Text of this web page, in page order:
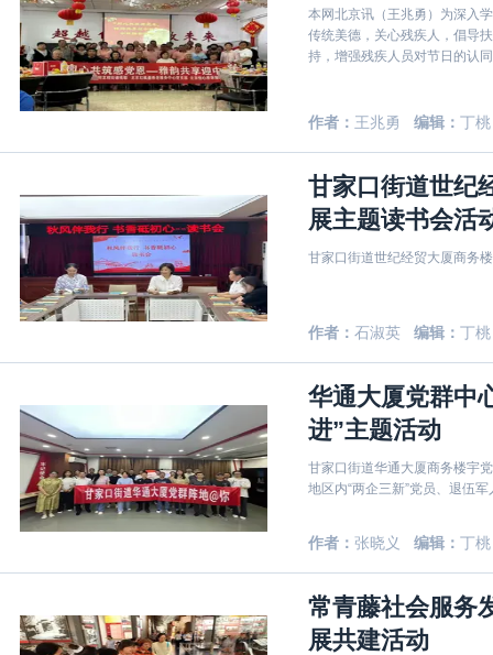
本网北京讯（王兆勇）为深入
传统美德，关心残疾人，倡导
持，增强残疾人员对节日的认
作者： 王兆勇 编辑： 丁桃
甘家口街道世纪
展主题读书会活
甘家口街道世纪经贸大厦商务
作者： 石淑英 编辑： 丁桃
华通大厦党群中
进”主题活动
甘家口街道华通大厦商务楼宇
地区内“两企三新”党员、退伍
作者： 张晓义 编辑： 丁桃
常青藤社会服务
展共建活动